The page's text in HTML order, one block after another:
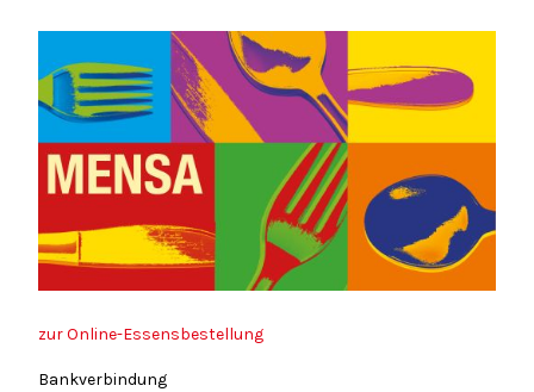
zur Online-Essensbestellung
Bankverbindung